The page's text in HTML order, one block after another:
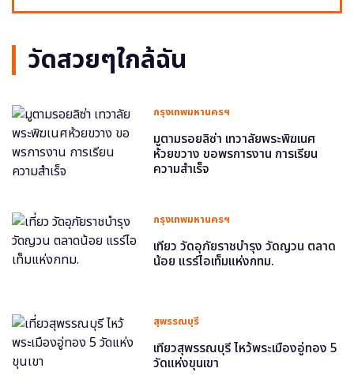
วัดสวยๆใกล้ฉัน
กรุงเทพมหานครฯ
มูตามรอยลิซ่า เทวาลัยพระพิฆเนศ
ห้วยขวาง ขอพรการงาน การเรียน
ความสำเร็จ
กรุงเทพมหานครฯ
เที่ยว วัดอุภัยราชบำรุง วัดญวน ตลาด
น้อย แรร์ไอเท็มแห่งกทม.
สุพรรณบุรี
เที่ยวสุพรรณบุรี ไหว้พระเมืองอู่ทอง 5
วัดแห่งขุนเขา